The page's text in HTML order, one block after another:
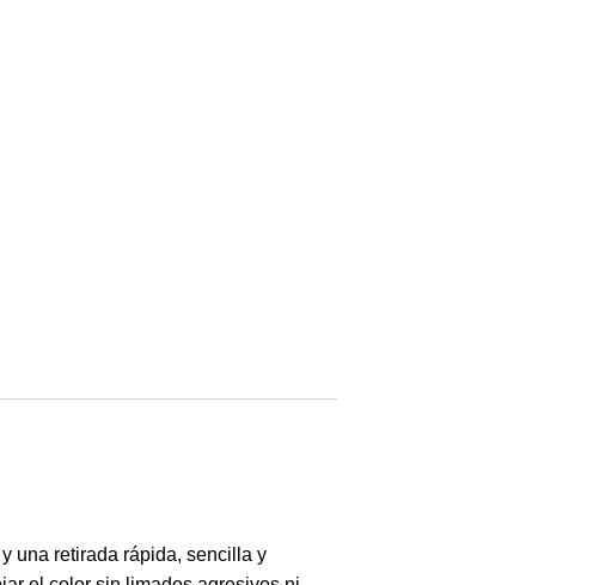
una retirada rápida, sencilla y